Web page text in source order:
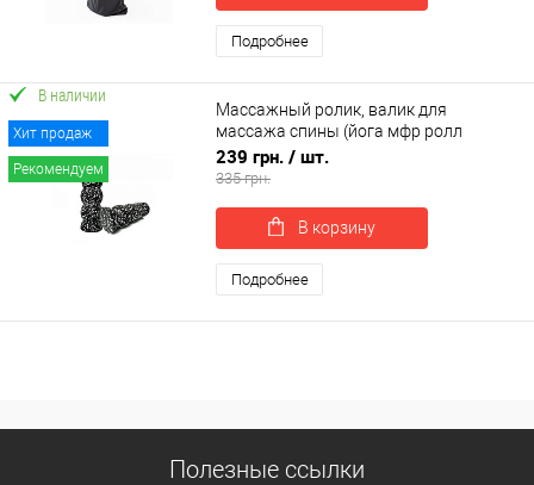
Подробнее
Хит продаж
Рекомендуем
В наличии
Массажный ролик, валик для
массажа спины (йога мфр ролл
массажер для шеи, ног) OSPORT EPP
30*10см (MS 3707)
239 грн. / шт.
335 грн.
В корзину
Подробнее
Полезные ссылки